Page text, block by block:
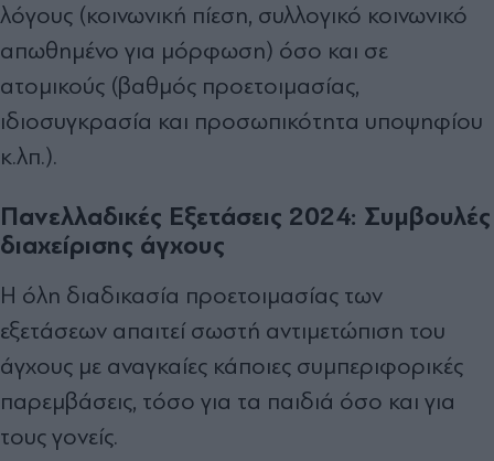
λόγους (κοινωνική πίεση, συλλογικό κοινωνικό
απωθημένο για μόρφωση) όσο και σε
ατομικούς (βαθμός προετοιμασίας,
ιδιοσυγκρασία και προσωπικότητα υποψηφίου
κ.λπ.).
Πανελλαδικές Εξετάσεις 2024: Συμβουλές
διαχείρισης άγχους
Η όλη διαδικασία προετοιμασίας των
εξετάσεων απαιτεί σωστή αντιμετώπιση του
άγχους με αναγκαίες κάποιες συμπεριφορικές
παρεμβάσεις, τόσο για τα παιδιά όσο και για
τους γονείς.